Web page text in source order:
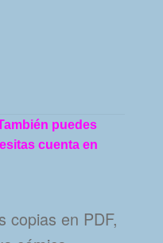
puedes
cuenta en
copias en PDF,